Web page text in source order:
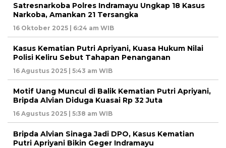
Satresnarkoba Polres Indramayu Ungkap 18 Kasus
Narkoba, Amankan 21 Tersangka
16 Oktober 2025 | 6:24 am WIB
Kasus Kematian Putri Apriyani, Kuasa Hukum Nilai
Polisi Keliru Sebut Tahapan Penanganan
16 Agustus 2025 | 5:43 am WIB
Motif Uang Muncul di Balik Kematian Putri Apriyani,
Bripda Alvian Diduga Kuasai Rp 32 Juta
16 Agustus 2025 | 5:38 am WIB
Bripda Alvian Sinaga Jadi DPO, Kasus Kematian
Putri Apriyani Bikin Geger Indramayu